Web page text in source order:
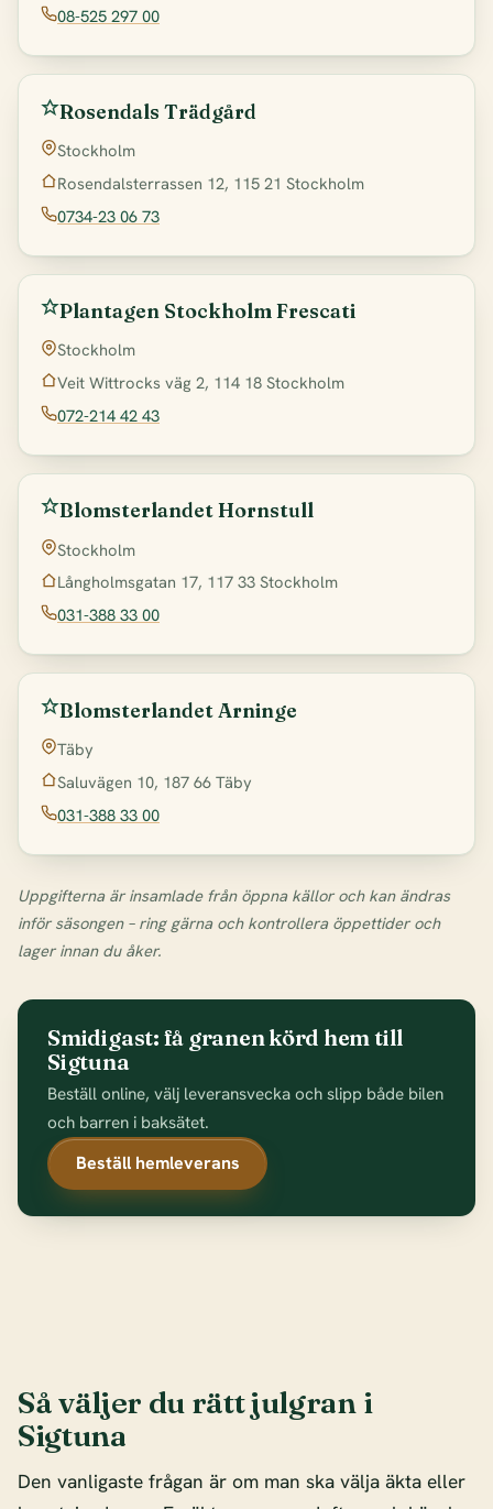
08-525 297 00
Rosendals Trädgård
Stockholm
Rosendalsterrassen 12, 115 21 Stockholm
0734-23 06 73
Plantagen Stockholm Frescati
Stockholm
Veit Wittrocks väg 2, 114 18 Stockholm
072-214 42 43
Blomsterlandet Hornstull
Stockholm
Långholmsgatan 17, 117 33 Stockholm
031-388 33 00
Blomsterlandet Arninge
Täby
Saluvägen 10, 187 66 Täby
031-388 33 00
Uppgifterna är insamlade från öppna källor och kan ändras
inför säsongen – ring gärna och kontrollera öppettider och
lager innan du åker.
Smidigast: få granen körd hem till
Sigtuna
Beställ online, välj leveransvecka och slipp både bilen
och barren i baksätet.
Beställ hemleverans
Så väljer du rätt julgran i
Sigtuna
Den vanligaste frågan är om man ska välja äkta eller